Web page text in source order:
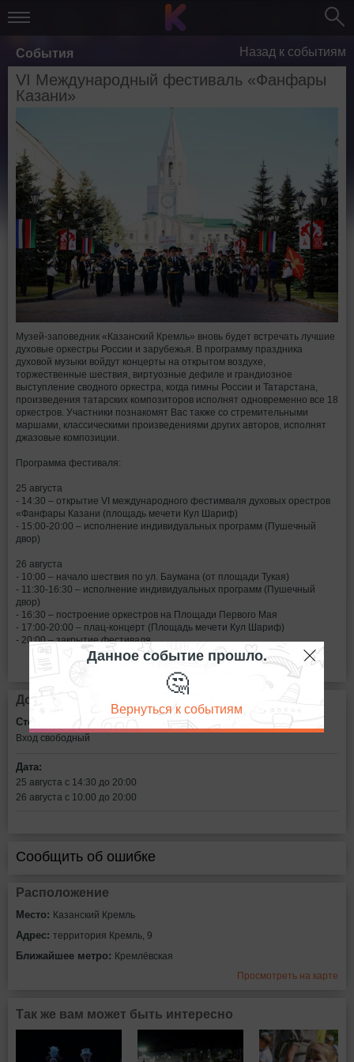
События Назад к событиям
VI Международный фестиваль «Фанфары
Казани»
Музей-заповедник «Казанский Кремль» вновь будет встречать лучшие
духовые оркестры России и зарубежья. В программу праздника
духовой музыки войдут концерты на открытом воздухе,
торжественные шествия, виртуозные дефиле и грандиозное
выступление сводного оркестра, когда гимны России и Татарстана,
произведения татарских композиторов исполнят одновременно все 18
оркестров. Участники познакомят Вас также со стремительными
маршами, классическими произведениями других авторов, исполнят
джазовые композиции.
Программа фестиваля:
25 августа
- 14:30 – открытие VI международного фестимваля духовых орестров
«Фанфары Казани (площадь мечети Кул Шариф)
- 15:00-20:00 – исполнение индивидуальных программ (Пушечный
двор)
26 августа
- 10:00 – начало шествия по ул. Баумана (от площади Тукая)
- 11:30-16:30 – исполнение индивидуальных программ (Пушечный
двор)
- 16:30 – построение оркестров на Площади Первого Мая
- 17:00-20:00 – плац-концерт (Площадь мечети Кул Шариф)
- 20:00 – закрытие фестиваля
Дополнительная информация
Стоимость билетов:
Вход свободный
Дата:
25 августа с 14:30 до 20:00
26 августа с 10:00 до 20:00
Сообщить об ошибке
Расположение
Место: Казанский Кремль
Адрес: территория Кремль, 9
Ближайшее метро: Кремлёвская
Просмотреть на карте
Так же вам может быть интересно
Данное событие прошло.
🤔
Вернуться к событиям